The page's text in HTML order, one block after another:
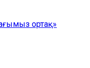
ортақ»